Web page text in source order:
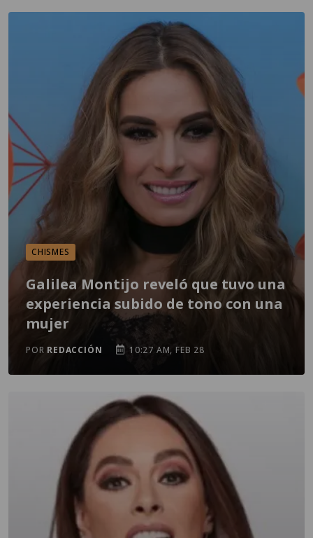
CHISMES
Galilea Montijo reveló que tuvo una
experiencia subido de tono con una
mujer
POR REDACCIÓN 10:27 AM, FEB 28